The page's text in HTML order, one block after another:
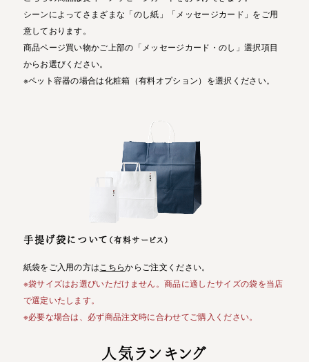
シーンによってさまざまな「のし紙」「メッセージカード」をご用
意しております。
商品ページ買い物かご上部の「メッセージカード・のし」選択項目
からお選びください。
※ペット容器の場合は化粧箱（有料オプション）を選択ください。
手提げ袋について （有料サービス）
紙袋をご入用の方は こちらからご注文ください。
※袋サイズはお選びいただけません。商品に適したサイズの袋を当店
で選定いたします。
※必要な場合は、必ず商品注文時に合わせてご購入ください。
人気ランキング